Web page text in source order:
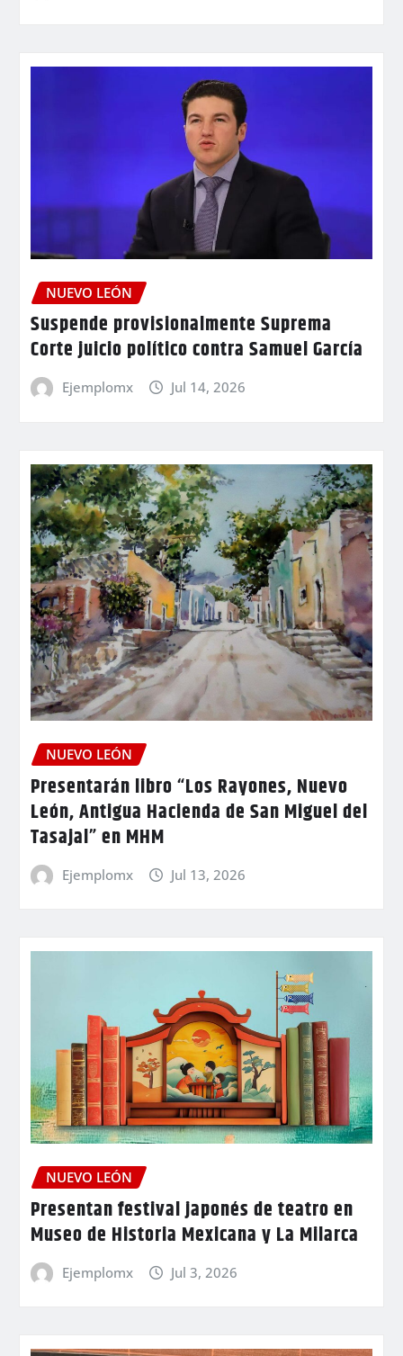
NUEVO LEÓN
Suspende provisionalmente Suprema
Corte juicio político contra Samuel García
Ejemplomx Jul 14, 2026
NUEVO LEÓN
Presentarán libro “Los Rayones, Nuevo
León, Antigua Hacienda de San Miguel del
Tasajal” en MHM
Ejemplomx Jul 13, 2026
NUEVO LEÓN
Presentan festival japonés de teatro en
Museo de Historia Mexicana y La Milarca
Ejemplomx Jul 3, 2026